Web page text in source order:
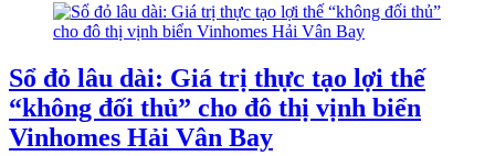
Sổ đỏ lâu dài: Giá trị thực tạo lợi thế
“không đối thủ” cho đô thị vịnh biển
Vinhomes Hải Vân Bay